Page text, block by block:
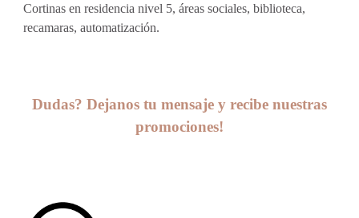
Cortinas en residencia nivel 5, áreas sociales, biblioteca,
recamaras, automatización.
Dudas? Dejanos tu mensaje y recibe nuestras
promociones!